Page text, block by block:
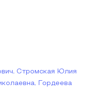
Стромская Юлия
Гордеева